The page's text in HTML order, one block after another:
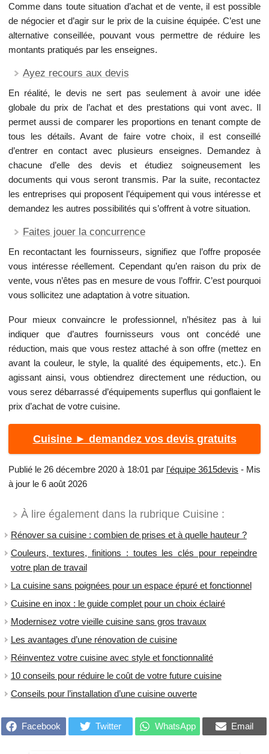
Comme dans toute situation d’achat et de vente, il est possible
de négocier et d’agir sur le prix de la cuisine équipée. C’est une
alternative conseillée, pouvant vous permettre de réduire les
montants pratiqués par les enseignes.
Ayez recours aux devis
En réalité, le devis ne sert pas seulement à avoir une idée
globale du prix de l’achat et des prestations qui vont avec. Il
permet aussi de comparer les proportions en tenant compte de
tous les détails. Avant de faire votre choix, il est conseillé
d’entrer en contact avec plusieurs enseignes. Demandez à
chacune d’elle des devis et étudiez soigneusement les
documents qui vous seront transmis. Par la suite, recontactez
les entreprises qui proposent l’équipement qui vous intéresse et
demandez les autres possibilités qui s’offrent à votre situation.
Faites jouer la concurrence
En recontactant les fournisseurs, signifiez que l’offre proposée
vous intéresse réellement. Cependant qu’en raison du prix de
vente, vous n’êtes pas en mesure de vous l’offrir. C’est pourquoi
vous sollicitez une adaptation à votre situation.
Pour mieux convaincre le professionnel, n’hésitez pas à lui
indiquer que d’autres fournisseurs vous ont concédé une
réduction, mais que vous restez attaché à son offre (mettez en
avant la couleur, le style, la qualité des équipements, etc.). En
agissant ainsi, vous obtiendrez directement une réduction, ou
vous serez débarrassé d’équipements superflus qui gonflaient le
prix d’achat de votre cuisine.
Cuisine ► demandez vos devis gratuits
Publié le 26 décembre 2020 à 18:01 par l'équipe 3615devis - Mis
à jour le 6 août 2026
À lire également dans la rubrique Cuisine :
Rénover sa cuisine : combien de prises et à quelle hauteur ?
Couleurs, textures, finitions : toutes les clés pour repeindre
votre plan de travail
La cuisine sans poignées pour un espace épuré et fonctionnel
Cuisine en inox : le guide complet pour un choix éclairé
​Modernisez votre vieille cuisine sans gros travaux
Les avantages d’une rénovation de cuisine
Réinventez votre cuisine avec style et fonctionnalité
10 conseils pour réduire le coût de votre future cuisine
Conseils pour l’installation d’une cuisine ouverte
Facebook Twitter WhatsApp Email